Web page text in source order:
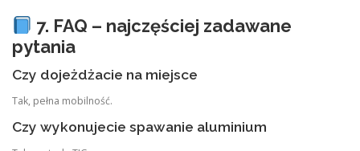
7. FAQ – najczęściej zadawane
pytania
Czy dojeżdżacie na miejsce
Tak, pełna mobilność.
Czy wykonujecie spawanie aluminium